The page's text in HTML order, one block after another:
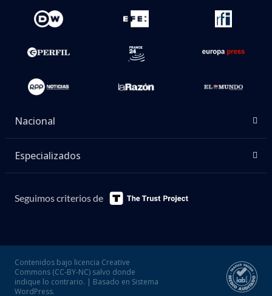
Nacional
Especializados
Seguimos criterios de
Contenidos bajo licencia Creative
Commons (CC-BY-NC) salvo donde
indique lo contrario. | Basado en Sistema
WordPress.